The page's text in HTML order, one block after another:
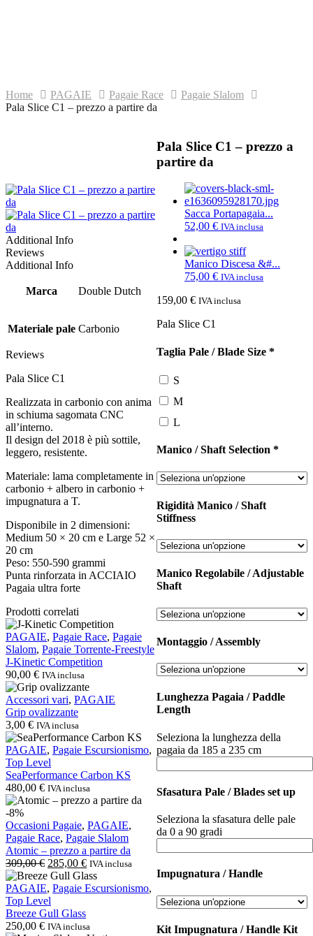
Home PAGAIE Pagaie Race
Pagaie Slalom
Pala Slice C1 – prezzo a partire da
Pala Slice C1 – prezzo a
partire da
Sacca Portapagaia...
52,00 € IVA inclusa
Manico Discesa &#...
75,00 € IVA inclusa
159,00 € IVA inclusa
Pala Slice C1
Taglia Pale / Blade Size *
S
M
L
Manico / Shaft Selection *
Rigidità Manico / Shaft
Stiffness
Manico Regolabile / Adjustable
Shaft
Montaggio / Assembly
Lunghezza Pagaia / Paddle
Length
Seleziona la lunghezza della
pagaia da 185 a 235 cm
Sfasatura Pale / Blades set up
Seleziona la sfasatura delle pale
da 0 a 90 gradi
Impugnatura / Handle
Kit Impugnatura / Handle Kit
Additional Info
Reviews
Additional Info
Marca Double Dutch
Materiale pale Carbonio
Reviews
Pala Slice C1
Realizzata in carbonio con anima
in schiuma sagomata CNC
all’interno.
Il design del 2018 è più sottile,
leggero, resistente.
Materiale: lama completamente in
carbonio + albero in carbonio +
impugnatura a T.
Disponibile in 2 dimensioni:
Medium 50 × 20 cm e Large 52 ×
20 cm
Peso: 550-590 grammi
Punta rinforzata in ACCIAIO
Pagaia ultra forte
Prodotti correlati
J-
Kinetic
Competition
PAGAIE, Pagaie Race, Pagaie
Slalom, Pagaie Torrente-Freestyle
J-Kinetic Competition
90,00 € IVA inclusa
Grip
ovalizzante
Accessori vari, PAGAIE
Grip ovalizzante
3,00 € IVA inclusa
SeaPerformance
Carbon
KS
PAGAIE, Pagaie Escursionismo,
Top Level
SeaPerformance Carbon KS
480,00 € IVA inclusa
Atomic
–
prezzo
a
partire
da
-8%
Occasioni Pagaie, PAGAIE,
Pagaie Race, Pagaie Slalom
Atomic – prezzo a partire da
309,00€ Il
prezzo
originale
era:
309,00 €.
285,00 €Il
prezzo
attuale
IVA inclusa
Breeze
Gull
Glass
PAGAIE, Pagaie Escursionismo,
Top Level
Breeze Gull Glass
250,00 € IVA inclusa